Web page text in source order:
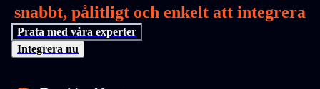
snabbt, pålitligt och enkelt att integrera
Prata med våra experter
Integrera nu